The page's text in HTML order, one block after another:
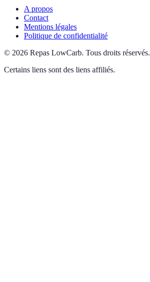
A propos
Contact
Mentions légales
Politique de confidentialité
© 2026 Repas LowCarb. Tous droits réservés.
Certains liens sont des liens affiliés.